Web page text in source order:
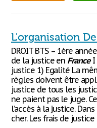
L'organisation
DROIT BTS – 1ère
de la justice en FranceI
justice 1) Egalité La
règles doivent être
justice de tous les
ne paient pas le juge.
l’accès à la justice.
cher. Les frais de justice